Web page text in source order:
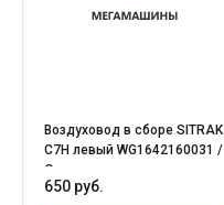
Воздуховод в сборе SITRAK
C7H левый WG1642160031 /
Оригинал
650 руб.